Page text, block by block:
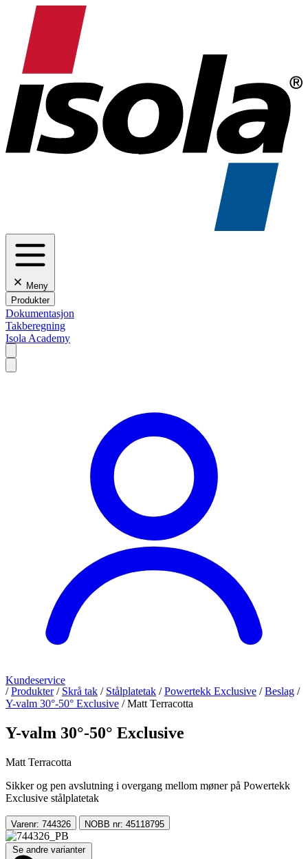
Meny
Produkter
Dokumentasjon
Takberegning
Isola Academy
Kundeservice
/ Produkter / Skrå tak / Stålplatetak / Powertekk Exclusive / Beslag /
Y-valm 30°-50° Exclusive / Matt Terracotta
Y-valm 30°-50° Exclusive
Matt Terracotta
Sikker og pen avslutning i overgang mellom møner på Powertekk
Exclusive stålplatetak
Varenr: 744326 NOBB nr: 45118795
Se andre varianter